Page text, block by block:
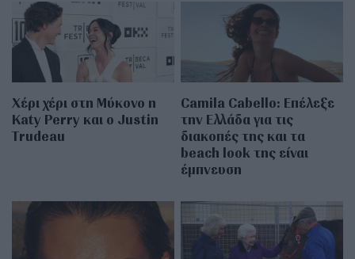
Χέρι χέρι στη Μύκονο η
Katy Perry και ο Justin
Trudeau
Camila Cabello: Επέλεξε
την Ελλάδα για τις
διακοπές της και τα
beach look της είναι
έμπνευση